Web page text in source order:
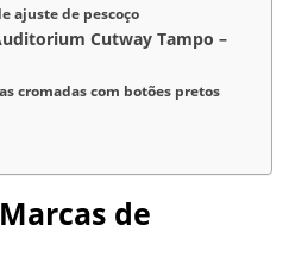
ajuste de pescoço
Cutway Tampo –
cromadas com botões pretos
de